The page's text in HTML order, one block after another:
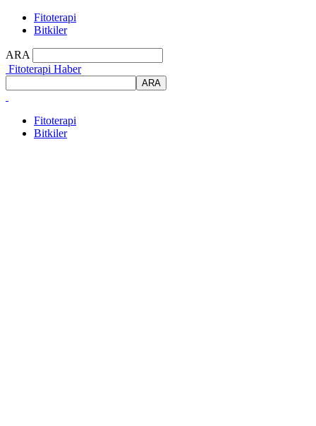
Fitoterapi
Bitkiler
ARA
Fitoterapi Haber
Fitoterapi
Bitkiler